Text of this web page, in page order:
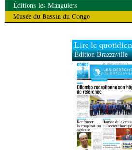
Éditions les Manguiers
Musée du Bassin du Congo
Lire le quotidien
Édition Brazzaville